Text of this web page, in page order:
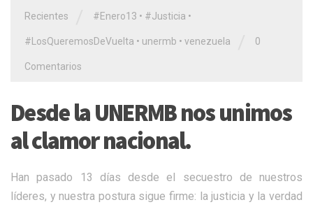
Recientes #Enero13 • #Justicia •
#LosQueremosDeVuelta • unermb • venezuela 0
Comentarios
Desde la UNERMB nos unimos
al clamor nacional.
Han pasado 13 días desde el secuestro de nuestros
líderes, y nuestra postura sigue firme: la justicia y la verdad